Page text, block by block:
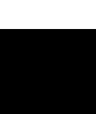
é